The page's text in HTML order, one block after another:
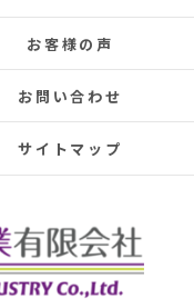
cause identified
daily and
different
infrared sensors,
floor closet,
significantly
and even a
お客様の声
お問い合わせ
サイトマップ